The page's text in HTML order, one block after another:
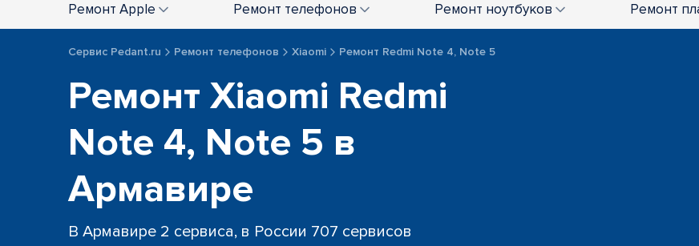
Ремонт Apple Ремонт телефонов Ремонт ноутбуков Ремонт
Сервис Pedant.ru Ремонт телефонов Xiaomi Ремонт Redmi Note 4, Note 5
Ремонт Xiaomi Redmi
Note 4, Note 5 в
Армавире
В Армавире 2 сервиса, в России 707 сервисов